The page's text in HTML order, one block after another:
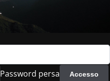
Password persa